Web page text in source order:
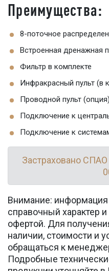
Преимущества:
8-поточное
Встроенная дренажная
Фильтр в комплекте
Инфракрасный пульт (в
Проводной пульт (опция)
Подключение к
Подключение к
Застраховано
Внимание: информация
справочный характер
офертой. Для
наличии, стоимости и
обращаться к
Подробные